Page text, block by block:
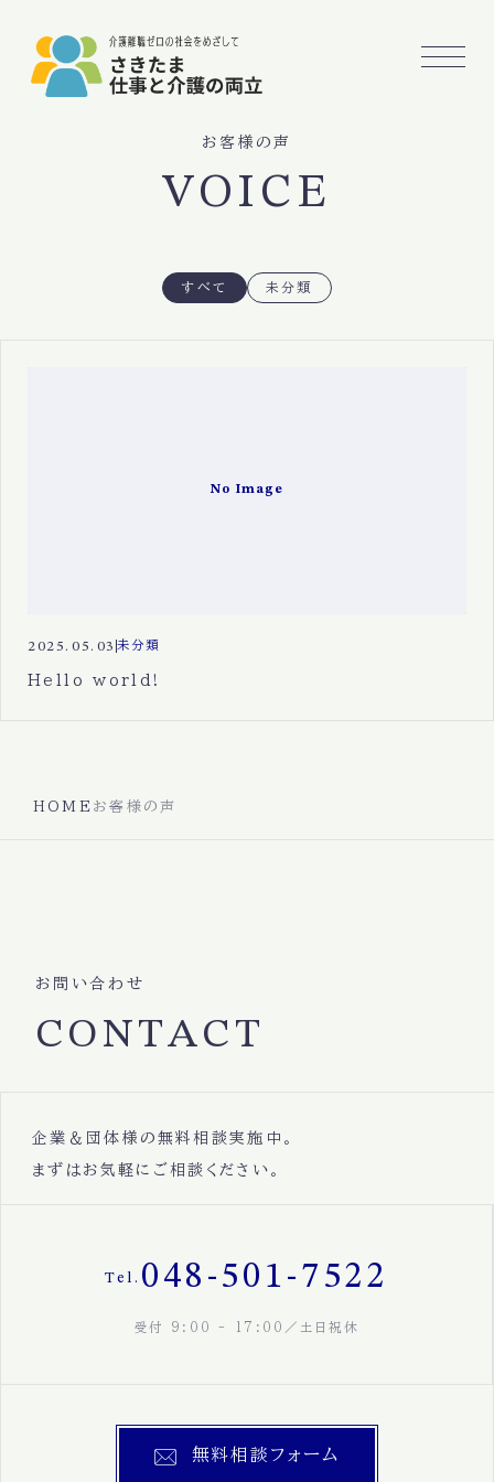
お客様の声
VOICE
すべて 未分類
No Image
2025.05.03 未分類
Hello world!
HOME お客様の声
お問い合わせ
CONTACT
企業＆団体様の無料相談実施中。
まずはお気軽にご相談ください。
Tel. 048-501-7522
受付 9:00 - 17:00／土日祝休
無料相談フォーム